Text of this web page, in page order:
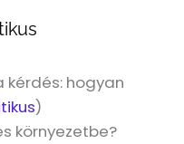
kérdés: hogyan
)
környezetbe?